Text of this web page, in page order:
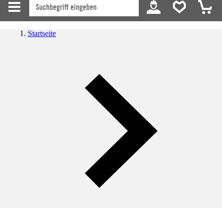
Startseite